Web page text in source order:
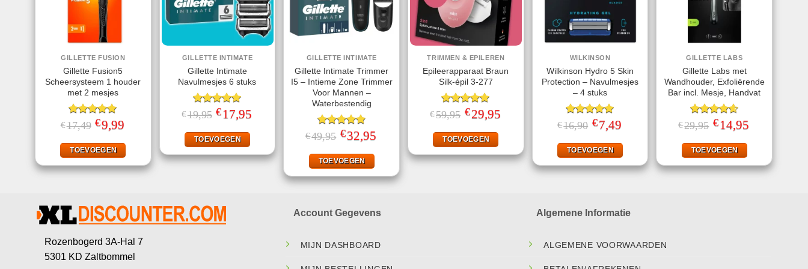
GILLETTE FUSION
Gillette Fusion5
Scheersysteem 1 houder
met 2 mesjes
Gewaardeerd
5.00uit 5
€17,49 Oorspronkelijke
prijs
€17,49.
€9,99
€9,99.
TOEVOEGEN
GILLETTE INTIMATE
Gillette Intimate
Navulmesjes 6 stuks
Gewaardeerd
5.00uit 5
€19,95 Oorspronkelijke
prijs
€19,95.
€ 17,95
TOEVOEGEN
GILLETTE INTIMATE
Gillette Intimate Trimmer
I5 – Intieme Zone Trimmer
Voor Mannen –
Waterbestendig
Gewaardeerd
4.93uit 5
€49,95 Oorspronkelijke
prijs
€49,95.
€32,95prijs
TOEVOEGEN
TRIMMEN & EPILEREN
Epileerapparaat Braun
Silk-épil 3-277
Gewaardeerd
5.00uit 5
€59,95 Oorspronkelijke
prijs
€59,95.
€29,95prijs
TOEVOEGEN
WILKINSON
Wilkinson Hydro 5 Skin
Protection – Navulmesjes
– 4 stuks
Gewaardeerd
5.00uit 5
€16,90 Oorspronkelijke
prijs
€16,90.
€7,49Huidige
€7,49.
TOEVOEGEN
GILLETTE LABS
Gillette Labs met
Wandhouder, Exfoliërende
Bar incl. Mesje, Handvat
Gewaardeerd
4.57uit 5
€29,95 Oorspronkelijke
prijs
€29,95.
€ 14,95prijs
TOEVOEGEN
Rozenbogerd 3A-Hal 7
5301 KD Zaltbommel
Account Gegevens
MIJN DASHBOARD
Algemene Informatie
ALGEMENE VOORWAARDEN